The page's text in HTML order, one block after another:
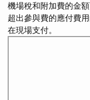
機場稅和附加費的金
超出參與費的應付費
在現場支付。